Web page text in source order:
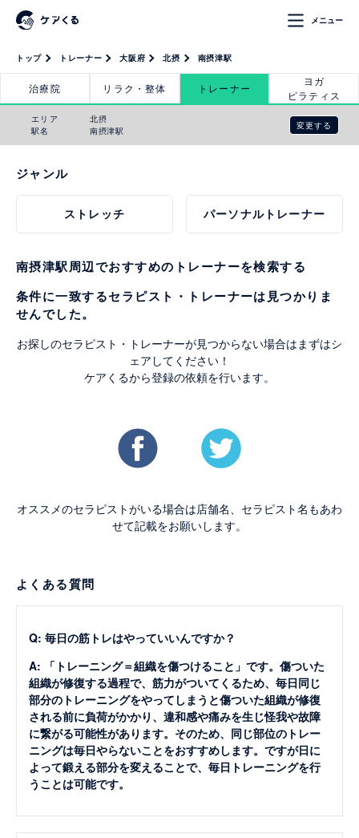
メニュー
トップ トレーナー 大阪府 北摂 南摂津駅
治療院 リラク・整体 トレーナー
ヨガ
ピラティス
エリア
駅名
北摂
南摂津駅
変更する
ジャンル
ストレッチ パーソナルトレーナー
南摂津駅周辺でおすすめのトレーナーを検索する
条件に一致するセラピスト・トレーナーは見つかりま
せんでした。
お探しのセラピスト・トレーナーが見つからない場合はまずはシ
ェアしてください！
ケアくるから登録の依頼を行います。
オススメのセラピストがいる場合は店舗名、セラピスト名もあわ
せて記載をお願いします。
よくある質問
Q: 毎日の筋トレはやっていいんですか？
A: 「トレーニング＝組織を傷つけること」です。傷ついた
組織が修復する過程で、筋力がついてくるため、毎日同じ
部分のトレーニングをやってしまうと傷ついた組織が修復
される前に負荷がかかり、違和感や痛みを生じ怪我や故障
に繋がる可能性があります。そのため、同じ部位のトレー
ニングは毎日やらないことをおすすめします。ですが日に
よって鍛える部分を変えることで、毎日トレーニングを行
うことは可能です。